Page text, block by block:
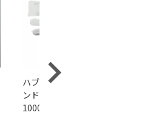
ハブラシ28穴-6g クリアハ
ンドル マットシリーズ
1000本